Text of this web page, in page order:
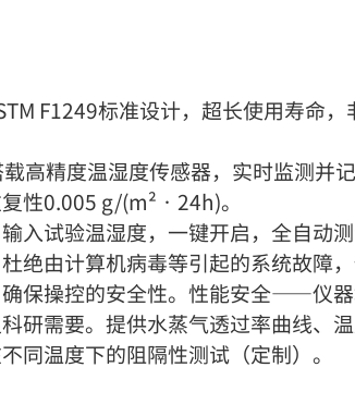
F1249标准设计，超长使用寿命
高精度温湿度传感器，实时监测并
性0.005 g/(m²•24h)。
试验温湿度，一键开启，全自动
由计算机病毒等引起的系统故障
操控的安全性。性能安全⸺仪器
研需要。提供水蒸气透过率曲线、
同温度下的阻隔性测试（定制）。